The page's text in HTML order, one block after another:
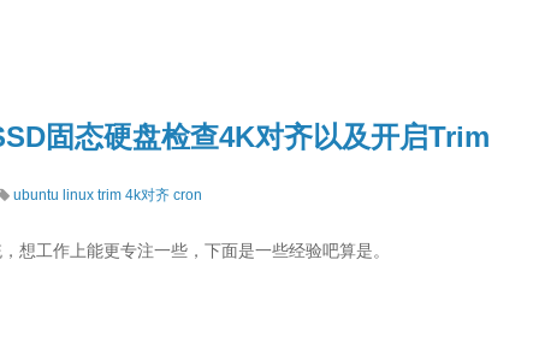
固态硬盘检查4K对齐以及开启Trim
ubuntu linux trim 4k对齐 cron
工作上能更专注一些，下面是一些经验吧算是。